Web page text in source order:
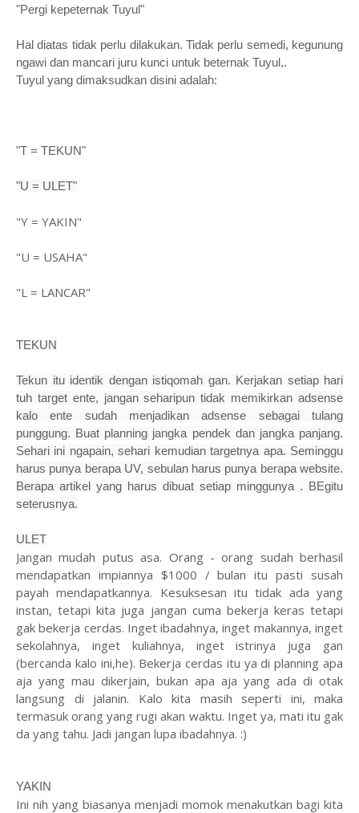
"Pergi kepeternak Tuyul"
Hal diatas tidak perlu dilakukan. Tidak perlu semedi, kegunung
ngawi dan mancari juru kunci untuk beternak Tuyul,.
Tuyul yang dimaksudkan disini adalah:
"T = TEKUN"
"U = ULET"
"Y = YAKIN"
"U = USAHA"
"L = LANCAR"
TEKUN
Tekun itu identik dengan istiqomah gan. Kerjakan setiap hari
tuh target ente, jangan seharipun tidak memikirkan adsense
kalo ente sudah menjadikan adsense sebagai tulang
punggung. Buat planning jangka pendek dan jangka panjang.
Sehari ini ngapain, sehari kemudian targetnya apa. Seminggu
harus punya berapa UV, sebulan harus punya berapa website.
Berapa artikel yang harus dibuat setiap minggunya . BEgitu
seterusnya.
ULET
Jangan mudah putus asa. Orang - orang sudah berhasil
mendapatkan impiannya $1000 / bulan itu pasti susah
payah mendapatkannya. Kesuksesan itu tidak ada yang
instan, tetapi kita juga jangan cuma bekerja keras tetapi
gak bekerja cerdas. Inget ibadahnya, inget makannya, inget
sekolahnya, inget kuliahnya, inget istrinya juga gan
(bercanda kalo ini,he). Bekerja cerdas itu ya di planning apa
aja yang mau dikerjain, bukan apa aja yang ada di otak
langsung di jalanin. Kalo kita masih seperti ini, maka
termasuk orang yang rugi akan waktu. Inget ya, mati itu gak
da yang tahu. Jadi jangan lupa ibadahnya. :)
YAKIN
Ini nih yang biasanya menjadi momok menakutkan bagi kita